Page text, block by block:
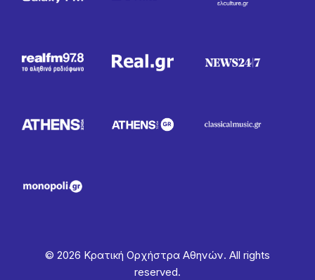
© 2026 Κρατική Ορχήστρα Αθηνών. All rights
reserved.